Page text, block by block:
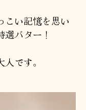
こい記憶を思い
バター！
です。